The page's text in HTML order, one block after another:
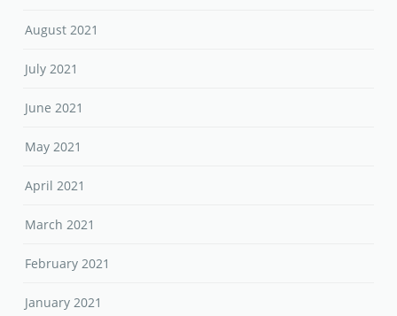
August 2021
July 2021
June 2021
May 2021
April 2021
March 2021
February 2021
January 2021